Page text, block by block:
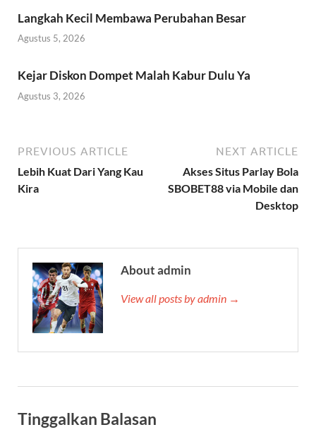
Langkah Kecil Membawa Perubahan Besar
Agustus 5, 2026
Kejar Diskon Dompet Malah Kabur Dulu Ya
Agustus 3, 2026
PREVIOUS ARTICLE
Lebih Kuat Dari Yang Kau
Kira
NEXT ARTICLE
Akses Situs Parlay Bola
SBOBET88 via Mobile dan
Desktop
About admin
View all posts by admin →
Tinggalkan Balasan